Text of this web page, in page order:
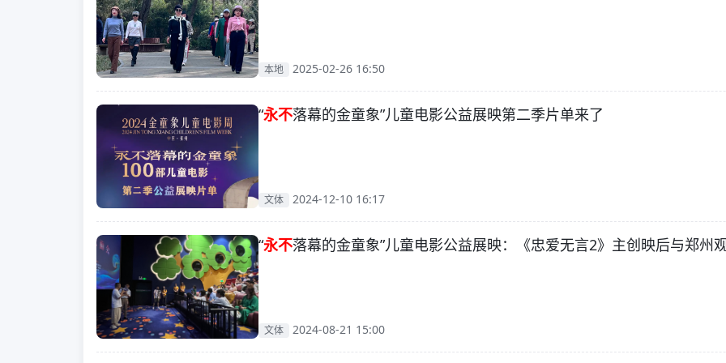
本地 2025-02-26 16:50
“永不落幕的金童象”儿童电影公益展映第二季片单来了
文体 2024-12-10 16:17
“永不落幕的金童象”儿童电影公益展映：《忠爱无言2》主创映后与郑州
文体 2024-08-21 15:00